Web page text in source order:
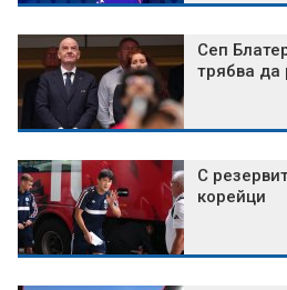
Сеп
трябва
С
корейци